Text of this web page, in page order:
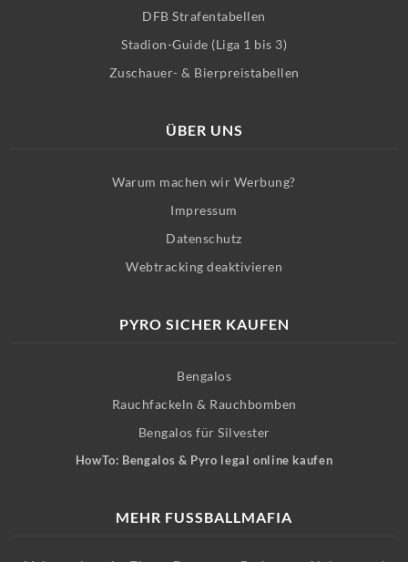
DFB Strafentabellen
Stadion-Guide (Liga 1 bis 3)
Zuschauer- & Bierpreistabellen
ÜBER UNS
Warum machen wir Werbung?
Impressum
Datenschutz
Webtracking deaktivieren
PYRO SICHER KAUFEN
Bengalos
Rauchfackeln & Rauchbomben
Bengalos für Silvester
HowTo: Bengalos & Pyro legal online kaufen
MEHR FUSSBALLMAFIA